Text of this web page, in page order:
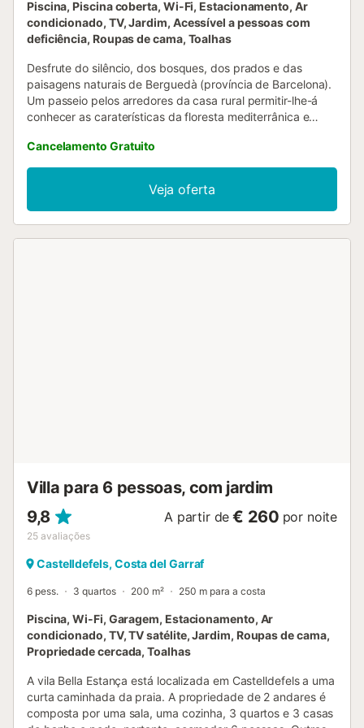
Piscina, Piscina coberta, Wi-Fi, Estacionamento, Ar
condicionado, TV, Jardim, Acessível a pessoas com
deficiência, Roupas de cama, Toalhas
Desfrute do silêncio, dos bosques, dos prados e das
paisagens naturais de Berguedà (província de Barcelona).
Um passeio pelos arredores da casa rural permitir-lhe-á
conhecer as caraterísticas da floresta mediterrânica e
caminhadas por diferentes percursos, mais ou menos
longos, que vos farão descobrir a natureza no seu estado
mais puro, com toda a riqueza da fauna e da flora que
oferecem as serras pré-Pirenaicas. Desfrutar do turismo
rural....
Cancelamento Gratuito
Veja oferta
Villa para 6 pessoas, com jardim
9,8
25 avaliações
A partir de € 260 por noite
Castelldefels, Costa del Garraf
6 pess. 3 quartos 200 m² 250 m para a costa
Piscina, Wi-Fi, Garagem, Estacionamento, Ar
condicionado, TV, TV satélite, Jardim, Roupas de cama,
Propriedade cercada, Toalhas
A vila Bella Estança está localizada em Castelldefels a uma
curta caminhada da praia. A propriedade de 2 andares é
composta por uma sala, uma cozinha, 3 quartos e 3 casas